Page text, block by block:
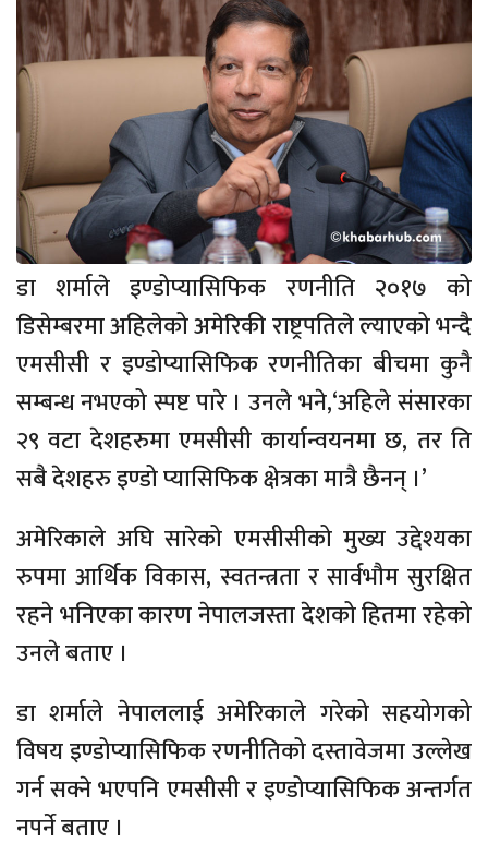
डा शर्माले इण्डोप्यासिफिक रणनीति २०१७ को
डिसेम्बरमा अहिलेको अमेरिकी राष्ट्रपतिले ल्याएको भन्दै
एमसीसी र इण्डोप्यासिफिक रणनीतिका बीचमा कुनै
सम्बन्ध नभएको स्पष्ट पारे । उनले भने,‘अहिले संसारका
२९ वटा देशहरुमा एमसीसी कार्यान्वयनमा छ, तर ति
सबै देशहरु इण्डो प्यासिफिक क्षेत्रका मात्रै छैनन् ।’
अमेरिकाले अघि सारेको एमसीसीको मुख्य उद्देश्यका
रुपमा आर्थिक विकास, स्वतन्त्रता र सार्वभौम सुरक्षित
रहने भनिएका कारण नेपालजस्ता देशको हितमा रहेको
उनले बताए ।
डा शर्माले नेपाललाई अमेरिकाले गरेको सहयोगको
विषय इण्डोप्यासिफिक रणनीतिको दस्तावेजमा उल्लेख
गर्न सक्ने भएपनि एमसीसी र इण्डोप्यासिफिक अन्तर्गत
नपर्ने बताए ।